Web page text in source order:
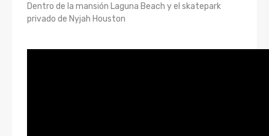
Dentro de la mansión Laguna Beach y el skatepark
privado de Nyjah Houston